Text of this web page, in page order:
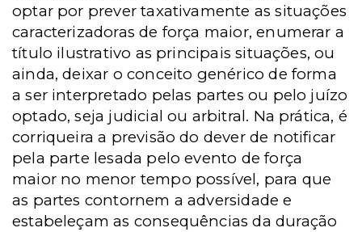
optar por prever taxativamente as situações
caracterizadoras de força maior, enumerar a
título ilustrativo as principais situações, ou
ainda, deixar o conceito genérico de forma
a ser interpretado pelas partes ou pelo juízo
optado, seja judicial ou arbitral. Na prática, é
corriqueira a previsão do dever de notificar
pela parte lesada pelo evento de força
maior no menor tempo possível, para que
as partes contornem a adversidade e
estabeleçam as consequências da duração